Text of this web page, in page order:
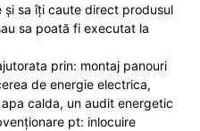
și sa îți caute direct produsul
sa poată fi executat la
prin: montaj panouri
de energie electrica,
calda, un audit energetic
pt: inlocuire